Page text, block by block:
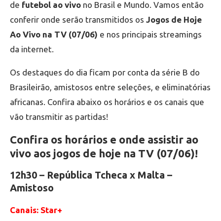
de futebol ao vivo no Brasil e Mundo. Vamos então
conferir onde serão transmitidos os Jogos de Hoje
Ao Vivo na TV (07/06) e nos principais streamings
da internet.
Os destaques do dia ficam por conta da série B do
Brasileirão, amistosos entre seleções, e eliminatórias
africanas. Confira abaixo os horários e os canais que
vão transmitir as partidas!
Confira os horários e onde assistir ao
vivo aos jogos de hoje na TV (07/06)!
12h30 – República Tcheca x Malta –
Amistoso
Canais: Star+